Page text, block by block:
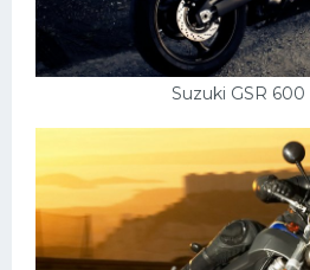
Suzuki GSR 600